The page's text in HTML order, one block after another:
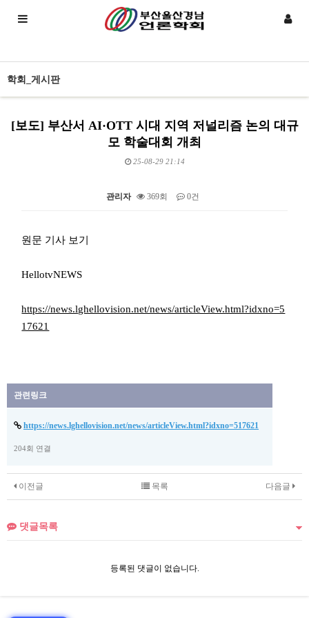
학회_게시판
[보도] 부산서 AI·OTT 시대 지역 저널리즘 논의 대규
모 학술대회 개최
25-08-29 21:14
관리자 369회 0건
본문
원문 기사 보기
HellotvNEWS
https://news.lghellovision.net/news/articleView.html?idxno=5
17621
관련링크
https://news.lghellovision.net/news/articleView.html?idxno=517621
204회 연결
이전글 다음글
목록
댓글목록
등록된 댓글이 없습니다.